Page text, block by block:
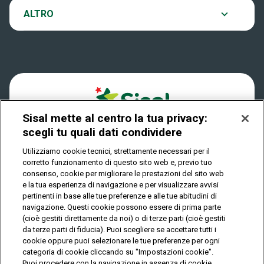
Play Your Date
Scopri il gioco
News
ALTRO
Notifiche
Privacy
IL GIOCO È VIETATO AI MINORI E PUÒ CAUSARE
DIPENDENZA PATOLOGICA
© Copyright Sisal Italia S.p.A. - P.I. 02433760135
Privacy Cookies
Mappa
del
sito
Sisal mette al centro la tua privacy:
scegli tu quali dati condividere
Utilizziamo cookie tecnici, strettamente necessari per il
corretto funzionamento di questo sito web e, previo tuo
consenso, cookie per migliorare le prestazioni del sito web
e la tua esperienza di navigazione e per visualizzare avvisi
pertinenti in base alle tue preferenze e alle tue abitudini di
navigazione. Questi cookie possono essere di prima parte
(cioè gestiti direttamente da noi) o di terze parti (cioè gestiti
da terze parti di fiducia). Puoi scegliere se accettare tutti i
cookie oppure puoi selezionare le tue preferenze per ogni
categoria di cookie cliccando su "Impostazioni cookie".